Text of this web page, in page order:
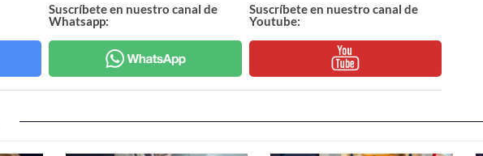
Suscríbete en nuestro canal de
Whatsapp:
Suscríbete en nuestro canal de
Youtube: